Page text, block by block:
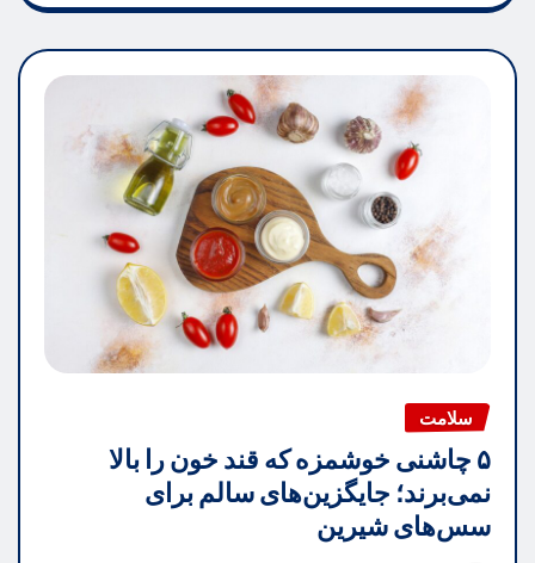
سلامت
۵ چاشنی خوشمزه که قند خون را بالا
نمی‌برند؛ جایگزین‌های سالم برای
سس‌های شیرین